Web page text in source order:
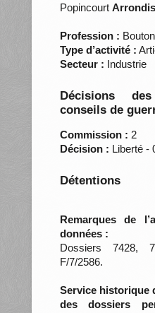
Popincourt
Profession :
Type d’activité :
Secteur : Industrie
Décisions
conseils de
Commission : 2
Décision : Liberté -
Détentions
Remarques de
données :
Dossiers 7428,
F/7/2586.
Service historique
des dossiers